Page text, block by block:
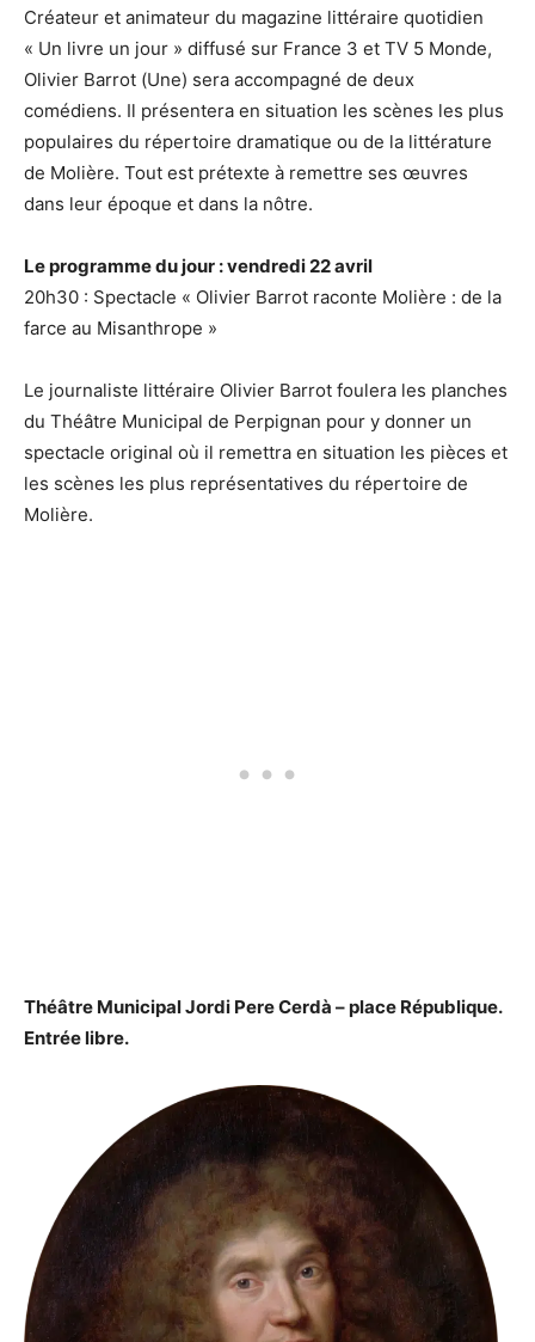
Créateur et animateur du magazine littéraire quotidien
« Un livre un jour » diffusé sur France 3 et TV 5 Monde,
Olivier Barrot (Une) sera accompagné de deux
comédiens. Il présentera en situation les scènes les plus
populaires du répertoire dramatique ou de la littérature
de Molière. Tout est prétexte à remettre ses œuvres
dans leur époque et dans la nôtre.
Le programme du jour : vendredi 22 avril
20h30 : Spectacle « Olivier Barrot raconte Molière : de la
farce au Misanthrope »
Le journaliste littéraire Olivier Barrot foulera les planches
du Théâtre Municipal de Perpignan pour y donner un
spectacle original où il remettra en situation les pièces et
les scènes les plus représentatives du répertoire de
Molière.
Théâtre Municipal Jordi Pere Cerdà – place République.
Entrée libre.